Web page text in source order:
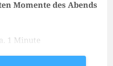
Momente des Abends
1 Minute